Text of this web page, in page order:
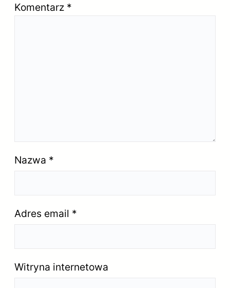
Komentarz *
Nazwa *
Adres email *
Witryna internetowa